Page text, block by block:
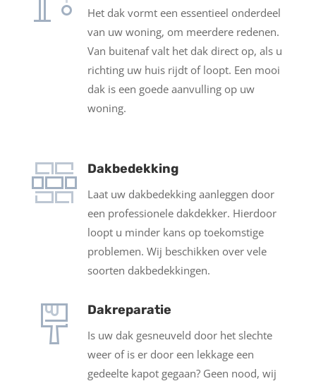
Het dak vormt een essentieel onderdeel
van uw woning, om meerdere redenen.
Van buitenaf valt het dak direct op, als u
richting uw huis rijdt of loopt. Een mooi
dak is een goede aanvulling op uw
woning.
Dakbedekking
Laat uw dakbedekking aanleggen door
een professionele dakdekker. Hierdoor
loopt u minder kans op toekomstige
problemen. Wij beschikken over vele
soorten dakbedekkingen.
Dakreparatie
Is uw dak gesneuveld door het slechte
weer of is er door een lekkage een
gedeelte kapot gegaan? Geen nood, wij